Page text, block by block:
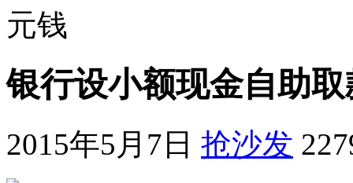
元钱
银行设小额现金自助
2015年5月7日 抢沙发